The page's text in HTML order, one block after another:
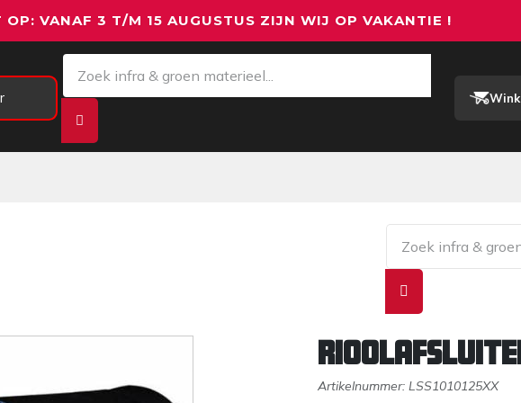
OP: VANAF 3 T/M 15 AUGUSTUS ZIJN WIJ OP VAKANTIE !
Rioolafsluiter
Artikelnummer: LSS1010125XX